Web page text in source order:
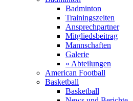
Badminton
Trainingszeiten
Ansprechpartner
Mitgliedsbeitrag
Mannschaften
Galerie
« Abteilungen
American Football
Basketball
Basketball